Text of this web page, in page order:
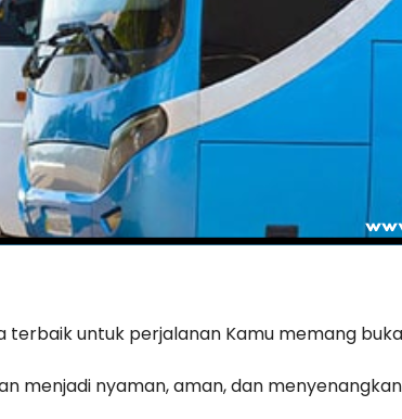
untuk perjalanan Kamu memang
menjadi nyaman, aman, dan